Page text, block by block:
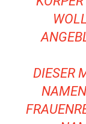
DIESER